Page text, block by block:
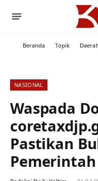
Beranda Topik
NASIONAL
Waspada
Pastikan
Pemerintah